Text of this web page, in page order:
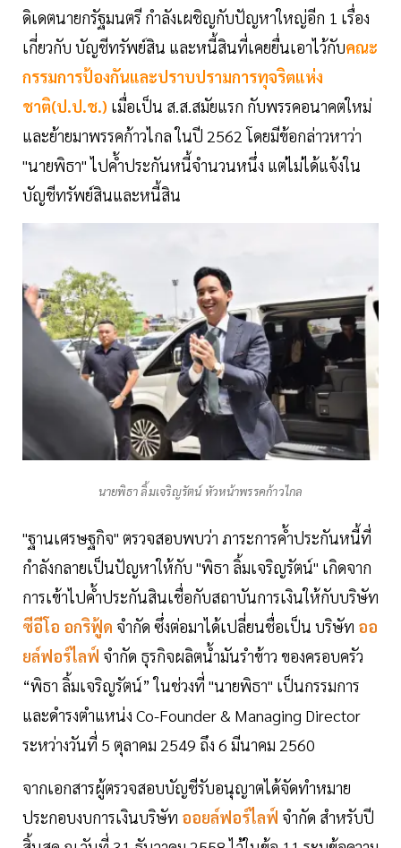
ดิเดตนายกรัฐมนตรี กำลังเผชิญกับปัญหาใหญ่อีก 1 เรื่อง
เกี่ยวกับ บัญชีทรัพย์สิน และหนี้สินที่เคยยื่นเอาไว้กับคณะ
กรรมการป้องกันและปราบปรามการทุจริตแห่ง
ชาติ(ป.ป.ช.) เมื่อเป็น ส.ส.สมัยแรก กับพรรคอนาคตใหม่
และย้ายมาพรรคก้าวไกล ในปี 2562 โดยมีข้อกล่าวหาว่า
"นายพิธา" ไปค้ำประกันหนี้จำนวนหนึ่ง แต่ไม่ได้แจ้งใน
บัญชีทรัพย์สินและหนี้สิน
นายพิธา ลิ้มเจริญรัตน์ หัวหน้าพรรคก้าวไกล
"ฐานเศรษฐกิจ" ตรวจสอบพบว่า ภาระการค้ำประกันหนี้ที่
กำลังกลายเป็นปัญหาให้กับ "พิธา ลิ้มเจริญรัตน์" เกิดจาก
การเข้าไปค้ำประกันสินเชื่อกับสถาบันการเงินให้กับบริษัท
ซีอีโอ อกริฟู้ด จำกัด ซึ่งต่อมาได้เปลี่ยนชื่อเป็น บริษัท ออ
ยล์ฟอร์ไลฟ์ จำกัด ธุรกิจผลิตน้ำมันรำข้าว ของครอบครัว
“พิธา ลิ้มเจริญรัตน์” ในช่วงที่ "นายพิธา" เป็นกรรมการ
และดำรงตำแหน่ง Co-Founder & Managing Director
ระหว่างวันที่ 5 ตุลาคม 2549 ถึง 6 มีนาคม 2560
จากเอกสารผู้ตรวจสอบบัญชีรับอนุญาตได้จัดทำหมาย
ประกอบงบการเงินบริษัท ออยล์ฟอร์ไลฟ์ จำกัด สำหรับปี